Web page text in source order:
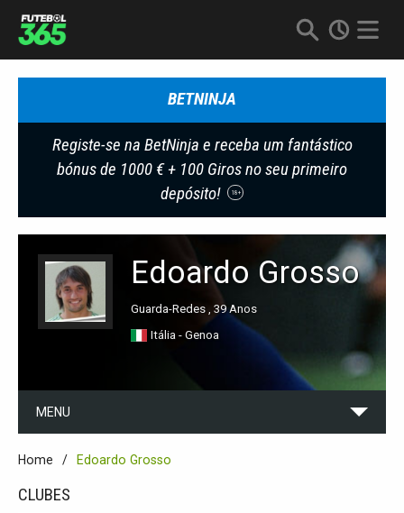
BETNINJA
Registe-se na BetNinja e receba um fantástico
bónus de 1000 € + 100 Giros no seu primeiro
depósito!
18+
Edoardo Grosso
Guarda-Redes , 39 Anos
Itália - Genoa
MENU
Home Edoardo Grosso
CLUBES